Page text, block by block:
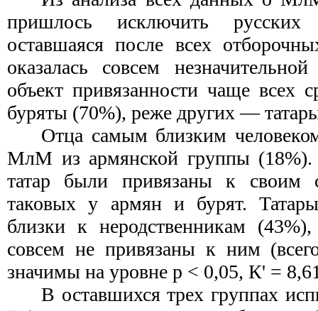
пришлось исключить русских
оставшаяся после всех
оказалась совсем
объект привязанности чаще
буряты (70%), реже других —
Отца самым близким
МлМ из армянской группы (18%).
татар были привязаны к своим
таковых у армян и бурят.
близки к неродственникам
совсем не привязаны к ним
значимы на уровне р < 0,05, К' =
В оставшихся трех группах